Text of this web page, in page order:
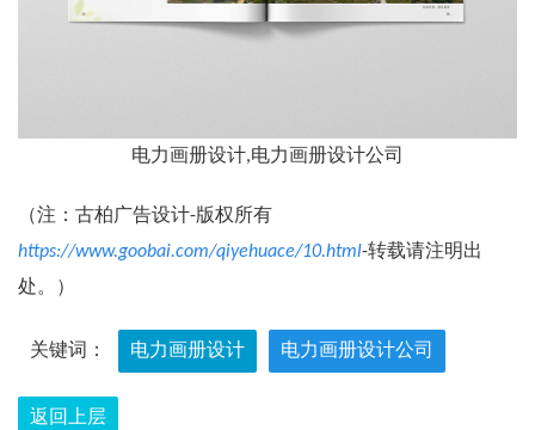
电力画册设计,电力画册设计公司
（注：古柏广告设计-版权所有
https://www.goobai.com/qiyehuace/10.html-转载请注明出
处。）
关键词： 电力画册设计 电力画册设计公司
返回上层